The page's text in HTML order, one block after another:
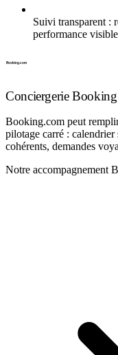
Suivi transparent :
performance
Conciergerie Booking
Booking.com peut
pilotage carré :
cohérents, demandes
Notre accompagnement